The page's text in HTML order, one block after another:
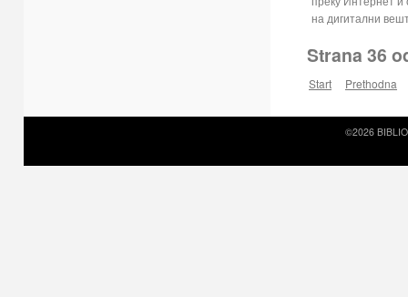
на дигитални
Strana 36
Start Prethodna
©2026